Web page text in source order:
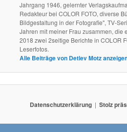
Jahrgang 1946, gelernter
Redakteur bei COLOR FOTO, diverse
Bildgestaltung in der Fotografie", TV-
Jahren mit meiner Frau zusammen, die
2018 zwei 2seitige Berichte in COLOR
Leserfotos.
Alle Beiträge von Detlev Motz
Datenschutzerklärung Stolz